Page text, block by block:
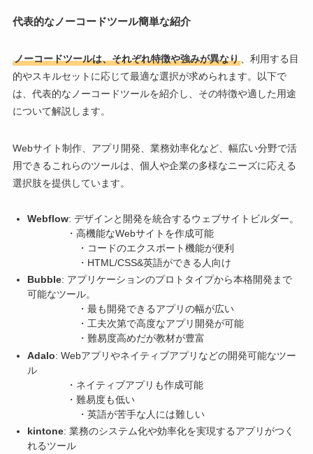
代表的なノーコードツール簡単な紹介
ノーコードツールは、それぞれ特徴や強みが異なり、利用する目
的やスキルセットに応じて最適な選択が求められます。以下で
は、代表的なノーコードツールを紹介し、その特徴や適した用途
について解説します。
Webサイト制作、アプリ開発、業務効率化など、幅広い分野で活
用できるこれらのツールは、個人や企業の多様なニーズに応える
選択肢を提供しています。
Webflow: デザインと開発を統合するウェブサイトビルダー。
・高機能なWebサイトを作成可能
・コードのエクスポート機能が便利
・HTML/CSS&英語ができる人向け
Bubble: アプリケーションのプロトタイプから本格開発まで
可能なツール。
・最も開発できるアプリの幅が広い
・工夫次第で高度なアプリ開発が可能
・難易度高めだが教材が豊富
Adalo: Webアプリやネイティブアプリなどの開発可能なツー
ル
・ネイティブアプリも作成可能
・難易度も低い
・英語が苦手な人には難しい
kintone: 業務のシステム化や効率化を実現するアプリがつく
れるツール